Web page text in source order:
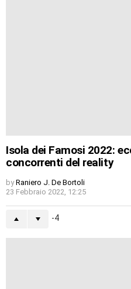
Isola dei Famosi 2022:
concorrenti del reality
by Raniero J. De Bortoli
23 Febbraio 2022, 12:25
-4